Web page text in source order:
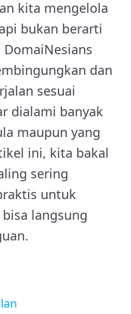
kita mengelola
bukan berarti
dan
sesuai
dialami banyak
maupun yang
ini, kita bakal
sering
untuk
langsung